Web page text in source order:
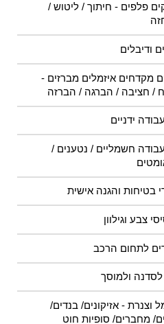
פלפים - חיתוך / ליטוש /
ודיבלים
מקדחים איזמלים מברזים -
/ חציבה / הברגה / הברזה
ידניים
חשמליים / נטענים /
בטיחות והגנה אישית
צבע וגילוון
לתחום הרכב
לסדנה ולמוסך
וצנרת - אזיקונים/ בנדים/
מחברים/ סופיות חוט